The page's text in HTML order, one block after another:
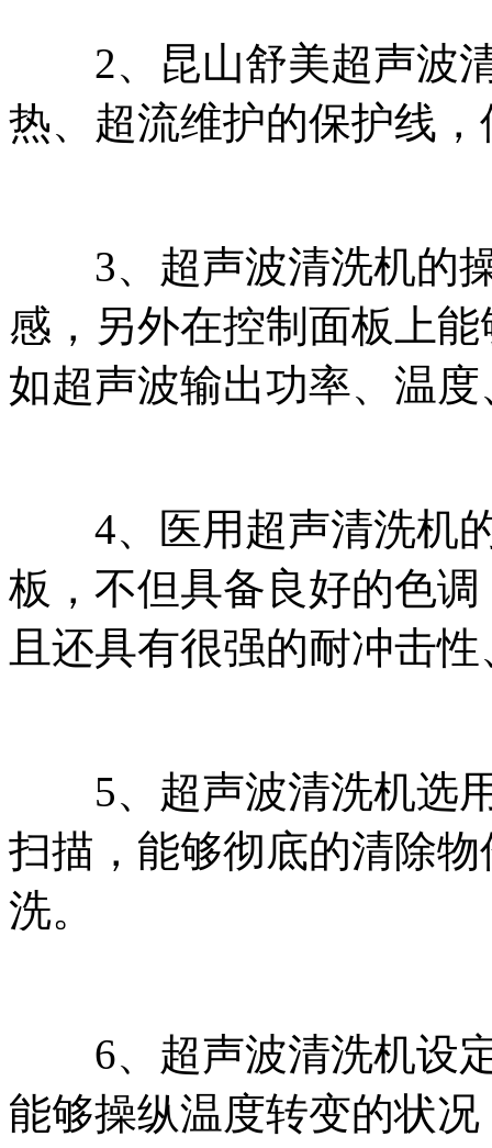
2、昆山舒美超声波清
热、超流维护的保护线
3、超声波清洗机的操
感，另外在控制面板上
如超声波输出功率、温
4、医用超声清洗机的
板，不但具备良好的色
且还具有很强的耐冲击
5、超声波清洗机选用
扫描，能够彻底的清除
洗。
6、超声波清洗机设定
能够操纵温度转变的状